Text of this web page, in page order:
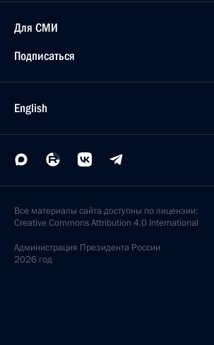
Для СМИ
Подписаться
English
Все материалы сайта доступны по лицензии:
Creative Commons Attribution 4.0 International
Администрация Президента России
2026 год